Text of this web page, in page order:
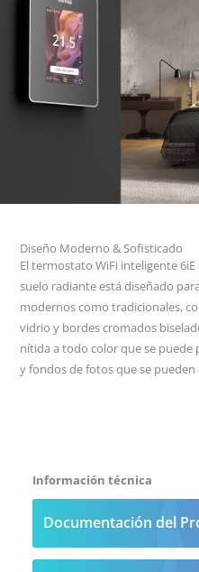
Diseño Moderno & Sofisticado
El termostato WiFi inteligente
suelo radiante está diseñado
modernos como tradicionales,
vidrio y bordes cromados
nítida a todo color que se puede
y fondos de fotos que se pueden
Información técnica
Documentación del